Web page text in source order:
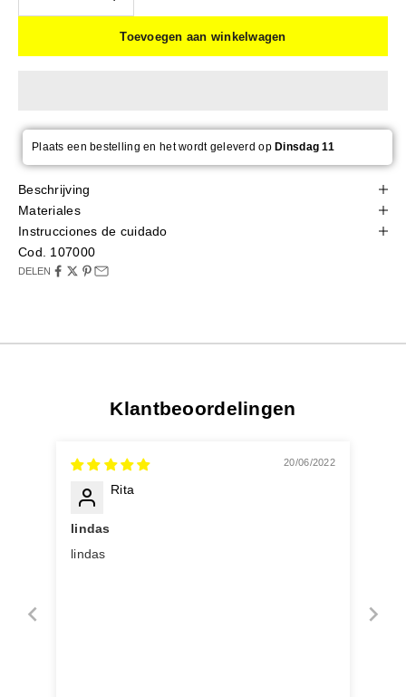
Toevoegen aan winkelwagen
Plaats een bestelling en het wordt geleverd op Dinsdag 11
Beschrijving
Materiales
Instrucciones de cuidado
Cod. 107000
DELEN
Klantbeoordelingen
20/06/2022
Rita
lindas
lindas